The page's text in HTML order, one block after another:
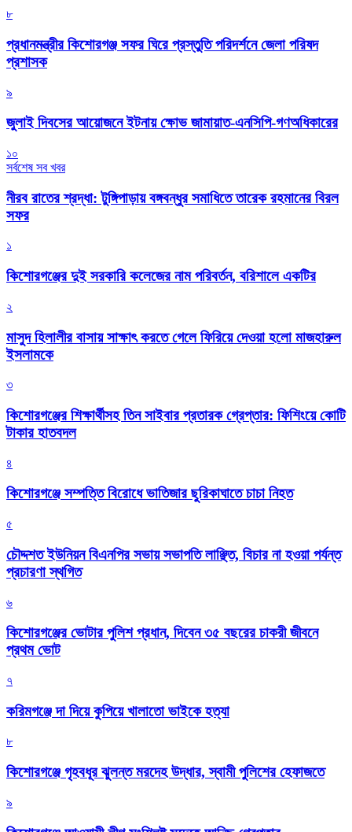
৮
প্রধানমন্ত্রীর কিশোরগঞ্জ সফর ঘিরে প্রস্তুতি পরিদর্শনে জেলা পরিষদ
প্রশাসক
৯
জুলাই দিবসের আয়োজনে ইটনায় ক্ষোভ জামায়াত-এনসিপি-গণঅধিকারের
১০
সর্বশেষ সব খবর
নীরব রাতের শ্রদ্ধা: টুঙ্গিপাড়ায় বঙ্গবন্ধুর সমাধিতে তারেক রহমানের বিরল
সফর
১
কিশোরগঞ্জের দুই সরকারি কলেজের নাম পরিবর্তন, বরিশালে একটির
২
মাসুদ হিলালীর বাসায় সাক্ষাৎ করতে গেলে ফিরিয়ে দেওয়া হলো মাজহারুল
ইসলামকে
৩
কিশোরগঞ্জের শিক্ষার্থীসহ তিন সাইবার প্রতারক গ্রেপ্তার: ফিশিংয়ে কোটি
টাকার হাতবদল
৪
কিশোরগঞ্জে সম্পত্তি বিরোধে ভাতিজার ছুরিকাঘাতে চাচা নিহত
৫
চৌদ্দশত ইউনিয়ন বিএনপির সভায় সভাপতি লাঞ্ছিত, বিচার না হওয়া পর্যন্ত
প্রচারণা স্থগিত
৬
কিশোরগঞ্জের ভোটার পুলিশ প্রধান, দিবেন ৩৫ বছরের চাকরী জীবনে
প্রথম ভোট
৭
করিমগঞ্জে দা দিয়ে কুপিয়ে খালাতো ভাইকে হত্যা
৮
কিশোরগঞ্জে গৃহবধূর ঝুলন্ত মরদেহ উদ্ধার, স্বামী পুলিশের হেফাজতে
৯